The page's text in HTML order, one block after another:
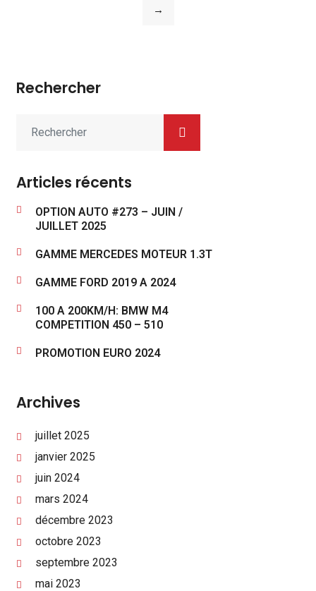
→
Rechercher
Articles récents
OPTION AUTO #273 – JUIN /
JUILLET 2025
GAMME MERCEDES MOTEUR 1.3T
GAMME FORD 2019 A 2024
100 A 200KM/H: BMW M4
COMPETITION 450 – 510
PROMOTION EURO 2024
Archives
juillet 2025
janvier 2025
juin 2024
mars 2024
décembre 2023
octobre 2023
septembre 2023
mai 2023